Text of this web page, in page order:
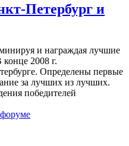
Петербург и
и награждая лучшие
2008 г.
Определены первые
за лучших из лучших.
победителей